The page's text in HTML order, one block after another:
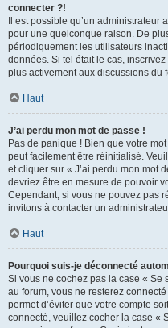
connecter ?!
Il est possible qu’un
pour une quelconque raison. De
périodiquement les utilisateurs
données. Si tel était le cas,
plus activement aux discussions du
Haut
J’ai perdu mon mot de passe !
Pas de panique ! Bien que votre
peut facilement être réinitialisé.
et cliquer sur « J’ai perdu mon mot
devriez être en mesure de pouvoir
Cependant, si vous ne pouvez pas
invitons à contacter un
Haut
Pourquoi suis-je déconnecté
Si vous ne cochez pas la case « Se
au forum, vous ne resterez
permet d’éviter que votre compte
connecté, veuillez cocher la case «